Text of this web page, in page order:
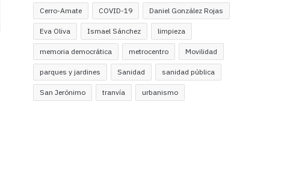
Cerro-Amate COVID-19 Daniel González Rojas
Eva Oliva Ismael Sánchez limpieza
memoria democrática metrocentro Movilidad
parques y jardines Sanidad sanidad pública
San Jerónimo tranvía urbanismo